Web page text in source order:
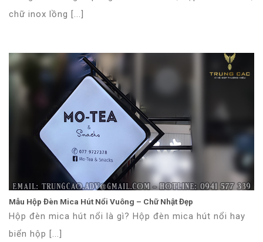
chữ inox lồng [...]
Mẫu Hộp Đèn Mica Hút Nổi Vuông – Chữ Nhật Đẹp
Hộp đèn mica hút nổi là gì? Hộp đèn mica hút nổi hay
biển hộp [...]